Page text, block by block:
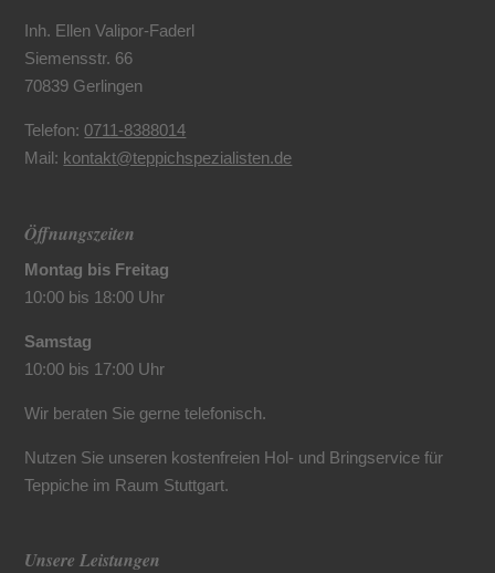
Inh. Ellen Valipor-Faderl
Siemensstr. 66
70839 Gerlingen
Telefon:0711-8388014
Mail: kontakt@teppichspezialisten.de
Öffnungszeiten
Montag bis Freitag
10:00 bis 18:00 Uhr
Samstag
10:00 bis 17:00 Uhr
Wir beraten Sie gerne telefonisch.
Nutzen Sie unseren kostenfreien Hol- und Bringservice für
Teppiche im Raum Stuttgart.
Unsere Leistungen